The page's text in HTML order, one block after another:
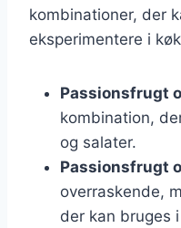
kombinationer, der
eksperimentere i
Passionsfrugt
kombination,
og salater.
Passionsfrugt
overraskende,
der kan bruges